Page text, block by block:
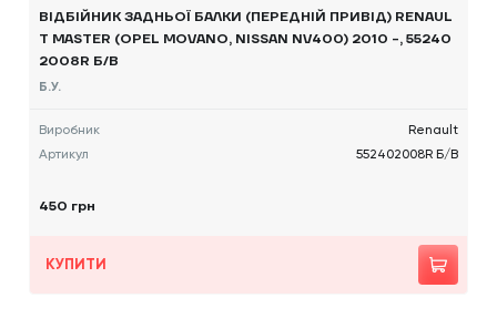
ВІДБІЙНИК ЗАДНЬОЇ БАЛКИ (ПЕРЕДНІЙ ПРИВІД) RENAUL
T MASTER (OPEL MOVANO, NISSAN NV400) 2010 -, 55240
2008R Б/В
Б.У.
Виробник
Renault
Артикул
552402008R Б/В
450 грн
КУПИТИ